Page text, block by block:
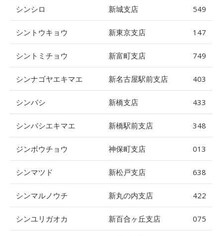
シンシロ 新城支店 549
シントウキョウ 新東京支店 147
シントミチョウ 新富町支店 749
シンナゴヤエキマエ 新名古屋駅前支店 403
シンバシ 新橋支店 433
シンバシエキマエ 新橋駅前支店 348
ジンボウチョウ 神保町支店 013
シンマツド 新松戸支店 638
シンマルノウチ 新丸の内支店 422
シンユリガオカ 新百合ヶ丘支店 075